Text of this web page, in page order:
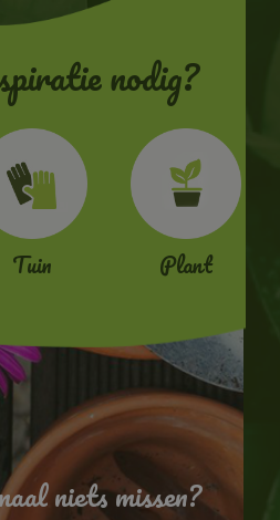
nodig?
Tuin Plant
niets missen?